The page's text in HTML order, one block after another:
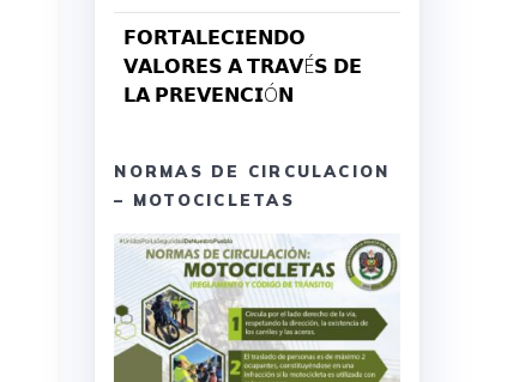
𝗙𝗢𝗥𝗧𝗔𝗟𝗘𝗖𝗜𝗘𝗡𝗗𝗢
𝗩𝗔𝗟𝗢𝗥𝗘𝗦 𝗔 𝗧𝗥𝗔𝗩É𝗦 𝗗𝗘
𝗟𝗔 𝗣𝗥𝗘𝗩𝗘𝗡𝗖𝗜Ó𝗡
NORMAS DE CIRCULACION
– MOTOCICLETAS